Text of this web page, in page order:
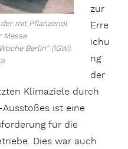
mit Pflanzenöl
Messe
Berlin“ (IGW).
zur
Erre
ichu
ng
der
Klimaziele durch
Ausstoßes ist eine
für die
Dies war auch